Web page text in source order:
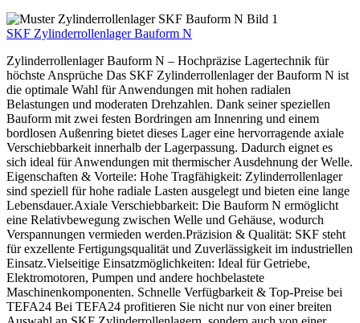
SKF Zylinderrollenlager Bauform N
Zylinderrollenlager Bauform N – Hochpräzise Lagertechnik für
höchste Ansprüche Das SKF Zylinderrollenlager der Bauform N ist
die optimale Wahl für Anwendungen mit hohen radialen
Belastungen und moderaten Drehzahlen. Dank seiner speziellen
Bauform mit zwei festen Bordringen am Innenring und einem
bordlosen Außenring bietet dieses Lager eine hervorragende axiale
Verschiebbarkeit innerhalb der Lagerpassung. Dadurch eignet es
sich ideal für Anwendungen mit thermischer Ausdehnung der Welle.
Eigenschaften & Vorteile: Hohe Tragfähigkeit: Zylinderrollenlager
sind speziell für hohe radiale Lasten ausgelegt und bieten eine lange
Lebensdauer.Axiale Verschiebbarkeit: Die Bauform N ermöglicht
eine Relativbewegung zwischen Welle und Gehäuse, wodurch
Verspannungen vermieden werden.Präzision & Qualität: SKF steht
für exzellente Fertigungsqualität und Zuverlässigkeit im industriellen
Einsatz.Vielseitige Einsatzmöglichkeiten: Ideal für Getriebe,
Elektromotoren, Pumpen und andere hochbelastete
Maschinenkomponenten. Schnelle Verfügbarkeit & Top-Preise bei
TEFA24 Bei TEFA24 profitieren Sie nicht nur von einer breiten